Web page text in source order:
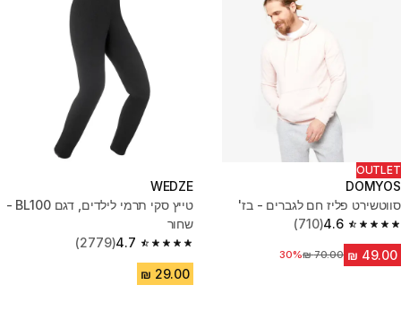
OUTLET
DOMYOS
סווטשירט פליז חם לגברים - בז'
4.6
4.6 out of 5 stars from 710 reviews
(710)
מחיר לפני הנחה‏70.00 ₪
30%
WEDZE
טייץ סקי תרמי לילדים, דגם BL100 -
שחור
4.7
4.7 out of 5 stars from 2779 reviews
(2779)